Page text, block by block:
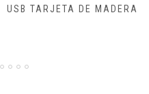
USB TARJETA DE MADERA